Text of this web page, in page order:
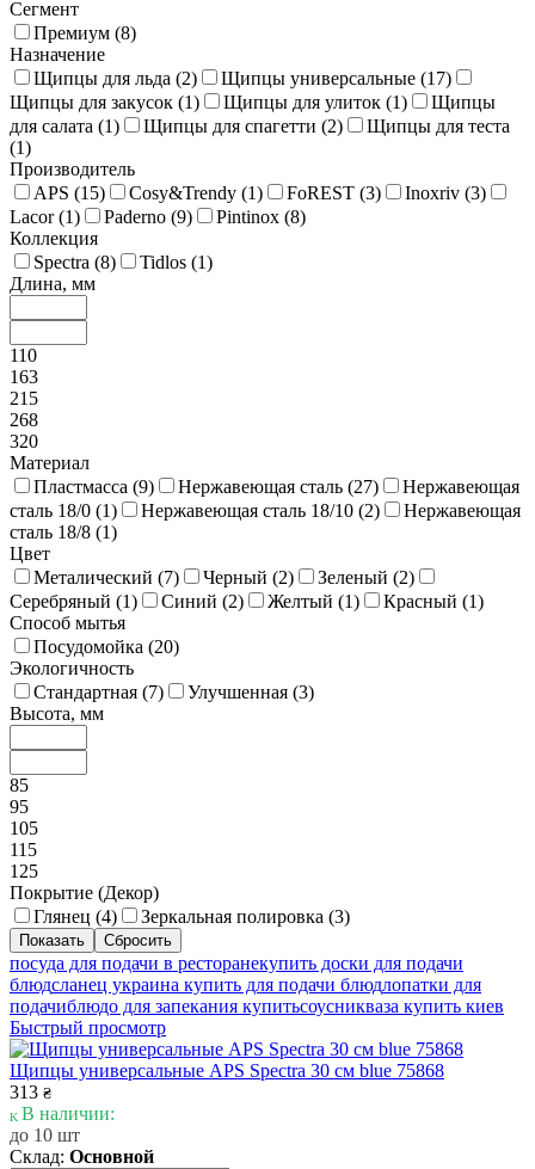
Сегмент
Премиум (8)
Назначение
Щипцы для льда (2) Щипцы универсальные (17)
Щипцы для закусок (1) Щипцы для улиток (1)
Щипцы
для салата (1) Щипцы для спагетти (2)
Щипцы для теста
(1)
Производитель
APS (15) Cosy&Trendy (1) FoREST (3) Inoxriv (3)
Lacor (1) Paderno (9) Pintinox (8)
Коллекция
Spectra (8) Tidlos (1)
Длина, мм
110
163
215
268
320
Материал
Пластмасса (9) Нержавеющая сталь (27)
Нержавеющая
сталь 18/0 (1) Нержавеющая сталь 18/10 (2)
Нержавеющая
сталь 18/8 (1)
Цвет
Металический (7) Черный (2) Зеленый (2)
Серебряный (1) Синий (2) Желтый (1) Красный (1)
Способ мытья
Посудомойка (20)
Экологичность
Стандартная (7) Улучшенная (3)
Высота, мм
85
95
105
115
125
Покрытие (Декор)
Глянец (4) Зеркальная полировка (3)
посуда для подачи в ресторанекупить доски для подачи
блюдсланец украина купить для подачи блюдлопатки для
подачиблюдо для запекания купитьсоусникваза купить киев
Быстрый просмотр
Щипцы универсальные APS Spectra 30 см blue 75868
313 ₴
В наличии:
до 10 шт
Склад: Основной